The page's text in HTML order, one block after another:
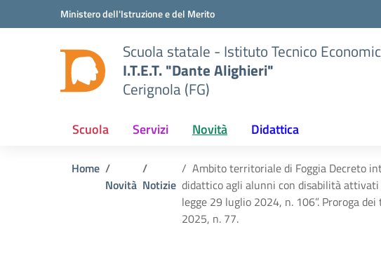
Vai ai contenuti
Vai al menu di navigazioneMinistero dell'Istruzione e del Merito
Scuola statale - Istituto Tecnico
I.T.E.T. "Dante Alighieri"
Cerignola (FG)
Scuola Servizi Novità Didattica
Home
Novità Notizie
Ambito territoriale di Foggia Decreto
didattico agli alunni con disabilità attivati
legge 29 luglio 2024, n. 106”. Proroga
2025, n. 77.